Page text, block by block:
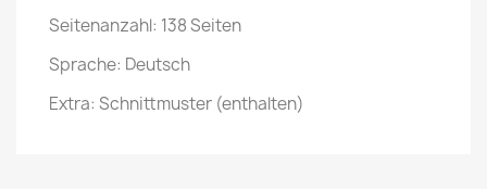
Seitenanzahl: 138 Seiten
Sprache: Deutsch
Extra: Schnittmuster (enthalten)